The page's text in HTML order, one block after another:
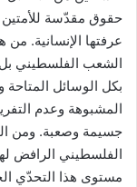
حقوق مقدّسة للأمتين
عرفتها الإنسانية.
الشعب الفلسطيني بل
بكل الوسائل
المشبوهة وعدم
جسيمة وصعبة. ومن
الفلسطيني الرافض
مستوى هذا التحدّي